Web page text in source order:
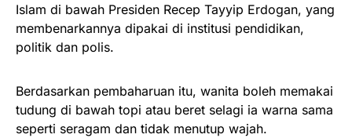
Islam di bawah Presiden Recep Tayyip Erdogan, yang
membenarkannya dipakai di institusi pendidikan,
politik dan polis.
Berdasarkan pembaharuan itu, wanita boleh memakai
tudung di bawah topi atau beret selagi ia warna sama
seperti seragam dan tidak menutup wajah.